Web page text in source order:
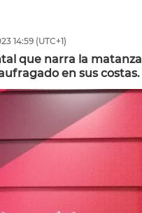
14:59 (UTC+1)
que narra la matanza
en sus costas.